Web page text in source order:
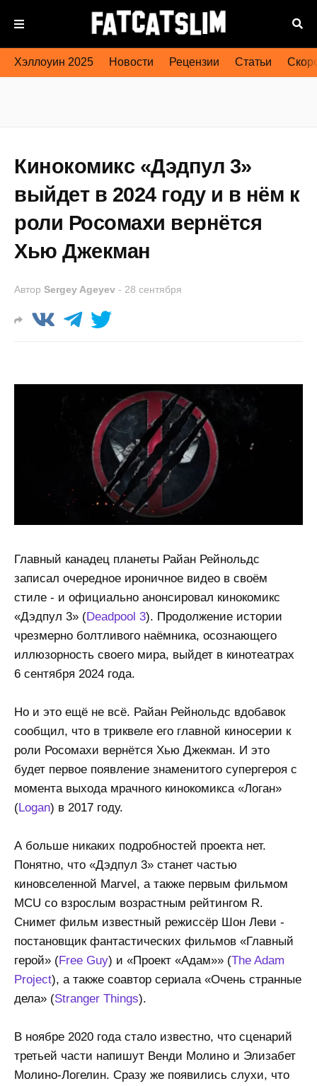
Хэллоуин 2025 Новости Рецензии Статьи
Кинокомикс «Дэдпул 3»
выйдет в 2024 году и в нём к
роли Росомахи вернётся
Хью Джекман
Автор Sergey Ageyev - 28 сентября
Главный канадец планеты Райан Рейнольдс
записал очередное ироничное видео в своём
стиле - и официально анонсировал кинокомикс
«Дэдпул 3» (Deadpool 3). Продолжение истории
чрезмерно болтливого наёмника, осознающего
иллюзорность своего мира, выйдет в кинотеатрах
6 сентября 2024 года.
Но и это ещё не всё. Райан Рейнольдс вдобавок
сообщил, что в триквеле его главной киносерии к
роли Росомахи вернётся Хью Джекман. И это
будет первое появление знаменитого супергероя с
момента выхода мрачного кинокомикса «Логан»
(Logan) в 2017 году.
А больше никаких подробностей проекта нет.
Понятно, что «Дэдпул 3» станет частью
киновселенной Marvel, а также первым фильмом
MCU со взрослым возрастным рейтингом R.
Снимет фильм известный режиссёр Шон Леви -
постановщик фантастических фильмов «Главный
герой» (Free Guy) и «Проект «Адам»» (The Adam
Project), а также соавтор сериала «Очень странные
дела» (Stranger Things).
В ноябре 2020 года стало известно, что сценарий
третьей части напишут Венди Молино и Элизабет
Молино-Логелин. Сразу же появились слухи, что